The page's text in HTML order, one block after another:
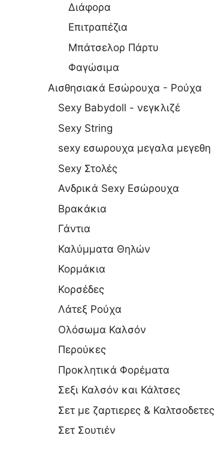
Διάφορα
Επιτραπέζια
Μπάτσελορ Πάρτυ
Φαγώσιμα
Αισθησιακά Εσώρουχα - Ρούχα
Sexy Babydoll - νεγκλιζέ
Sexy String
sexy εσωρουχα μεγαλα μεγεθη
Sexy Στολές
Ανδρικά Sexy Εσώρουχα
Βρακάκια
Γάντια
Καλύμματα Θηλών
Κορμάκια
Κορσέδες
Λάτεξ Ρούχα
Ολόσωμα Καλσόν
Περούκες
Προκλητικά Φορέματα
Σεξι Καλσόν και Κάλτσες
Σετ με ζαρτιερες & Καλτσοδετες
Σετ Σουτιέν